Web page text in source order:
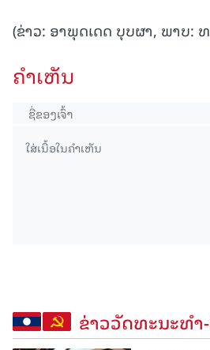
(ຂ່າວ: ອາພຸດເດດ ບຸບຜາ, ພາບ:
ຄໍາເຫັນ
ຂ່າວວັດທະນະທຳ